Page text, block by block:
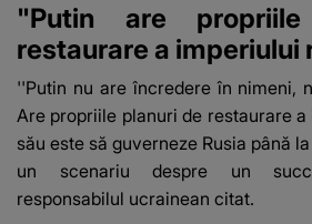
"Putin are
restaurare a imperiului
''Putin nu are încredere în nimeni,
Are propriile planuri de restaurare
său este să guverneze Rusia până
un scenariu despre un
responsabilul ucrainean citat.